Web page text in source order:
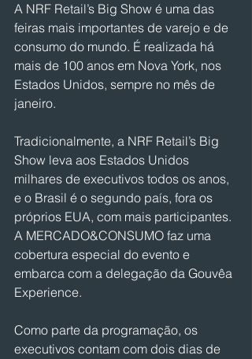
A NRF Retail’s Big Show é uma das
feiras mais importantes de varejo e de
consumo do mundo. É realizada há
mais de 100 anos em Nova York, nos
Estados Unidos, sempre no mês de
janeiro.
Tradicionalmente, a NRF Retail’s Big
Show leva aos Estados Unidos
milhares de executivos todos os anos,
e o Brasil é o segundo país, fora os
próprios EUA, com mais participantes.
A MERCADO&CONSUMO faz uma
cobertura especial do evento e
embarca com a delegação da Gouvêa
Experience.
Como parte da programação, os
executivos contam com dois dias de